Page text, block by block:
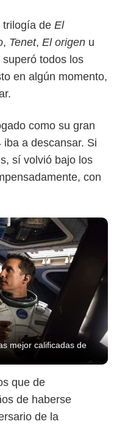
trilogía de El
, Tenet, El origen u
todos los
en algún momento,
como su gran
a descansar. Si
sí volvió bajo los
con
mejor calificadas de
que de
de haberse
de la